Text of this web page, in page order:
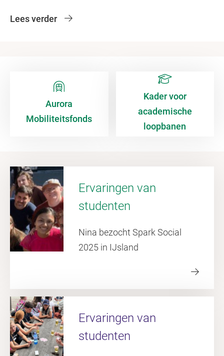
Lees verder
Aurora
Mobiliteitsfonds
Kader voor
academische
loopbanen
Ervaringen van
studenten
Nina bezocht Spark Social
2025 in IJsland
Ervaringen van
studenten